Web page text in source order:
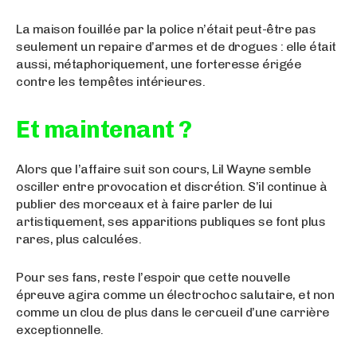
La maison fouillée par la police n’était peut-être pas
seulement un repaire d’armes et de drogues : elle était
aussi, métaphoriquement, une forteresse érigée
contre les tempêtes intérieures.
Et maintenant ?
Alors que l’affaire suit son cours, Lil Wayne semble
osciller entre provocation et discrétion. S’il continue à
publier des morceaux et à faire parler de lui
artistiquement, ses apparitions publiques se font plus
rares, plus calculées.
Pour ses fans, reste l’espoir que cette nouvelle
épreuve agira comme un électrochoc salutaire, et non
comme un clou de plus dans le cercueil d’une carrière
exceptionnelle.